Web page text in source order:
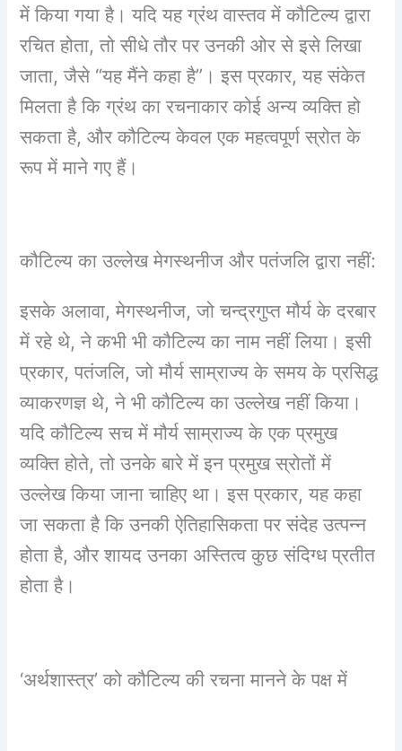
में किया गया है। यदि यह ग्रंथ वास्तव में कौटिल्य द्वारा
रचित होता, तो सीधे तौर पर उनकी ओर से इसे लिखा
जाता, जैसे “यह मैंने कहा है”। इस प्रकार, यह संकेत
मिलता है कि ग्रंथ का रचनाकार कोई अन्य व्यक्ति हो
सकता है, और कौटिल्य केवल एक महत्वपूर्ण स्रोत के
रूप में माने गए हैं।
कौटिल्य का उल्लेख मेगस्थनीज और पतंजलि द्वारा नहीं:
इसके अलावा, मेगस्थनीज, जो चन्द्रगुप्त मौर्य के दरबार
में रहे थे, ने कभी भी कौटिल्य का नाम नहीं लिया। इसी
प्रकार, पतंजलि, जो मौर्य साम्राज्य के समय के प्रसिद्ध
व्याकरणज्ञ थे, ने भी कौटिल्य का उल्लेख नहीं किया।
यदि कौटिल्य सच में मौर्य साम्राज्य के एक प्रमुख
व्यक्ति होते, तो उनके बारे में इन प्रमुख स्रोतों में
उल्लेख किया जाना चाहिए था। इस प्रकार, यह कहा
जा सकता है कि उनकी ऐतिहासिकता पर संदेह उत्पन्न
होता है, और शायद उनका अस्तित्व कुछ संदिग्ध प्रतीत
होता है।
‘अर्थशास्त्र’ को कौटिल्य की रचना मानने के पक्ष में